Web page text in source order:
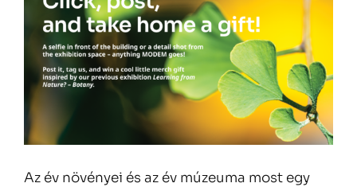
Az év növényei és az év múzeuma most egy